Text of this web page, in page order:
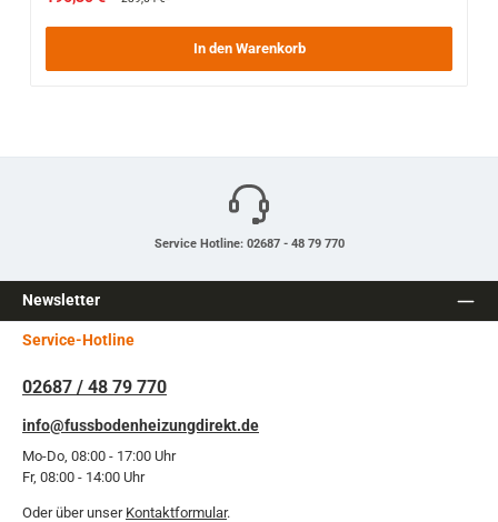
In den Warenkorb
Service Hotline: 02687 - 48 79 770
Newsletter
Service-Hotline
02687 / 48 79 770
info@fussbodenheizungdirekt.de
Mo-Do, 08:00 - 17:00 Uhr
Fr, 08:00 - 14:00 Uhr
Oder über unser Kontaktformular.